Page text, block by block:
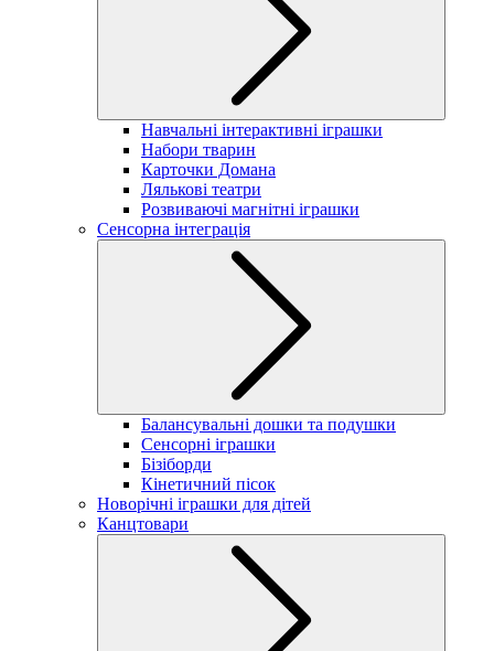
Навчальні інтерактивні іграшки
Набори тварин
Карточки Домана
Лялькові театри
Розвиваючі магнітні іграшки
Сенсорна інтеграція
Балансувальні дошки та подушки
Сенсорні іграшки
Бізіборди
Кінетичний пісок
Новорічні іграшки для дітей
Канцтовари